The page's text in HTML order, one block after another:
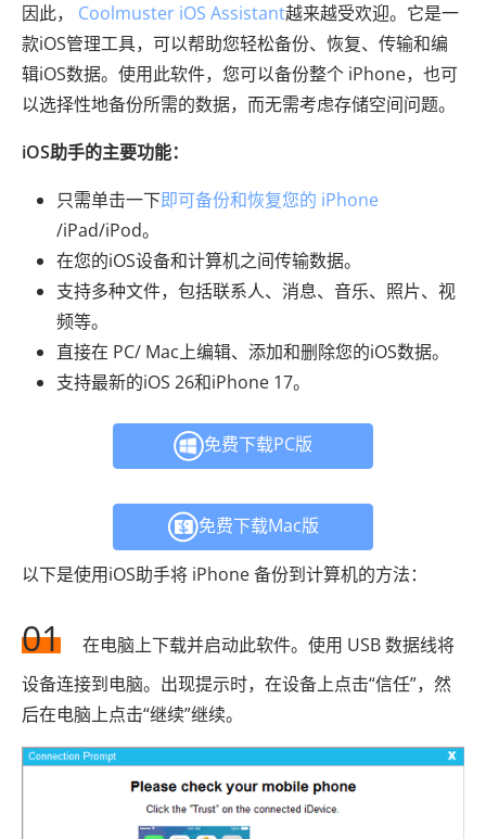
因此， Coolmuster iOS Assistant越来越受欢迎。它是一
款iOS管理工具，可以帮助您轻松备份、恢复、传输和编
辑iOS数据。使用此软件，您可以备份整个 iPhone，也可
以选择性地备份所需的数据，而无需考虑存储空间问题。
iOS助手的主要功能：
只需单击一下即可备份和恢复您的 iPhone
/iPad/iPod。
在您的iOS设备和计算机之间传输数据。
支持多种文件，包括联系人、消息、音乐、照片、视
频等。
直接在 PC/ Mac上编辑、添加和删除您的iOS数据。
支持最新的iOS 26和iPhone 17。
免费下载PC版
免费下载Mac版
以下是使用iOS助手将 iPhone 备份到计算机的方法：
01
在电脑上下载并启动此软件。使用 USB 数据线将
设备连接到电脑。出现提示时，在设备上点击“信任”，然
后在电脑上点击“继续”继续。